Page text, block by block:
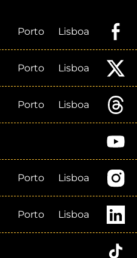
Porto Lisboa
Porto Lisboa
Porto Lisboa
Porto Lisboa
Porto Lisboa